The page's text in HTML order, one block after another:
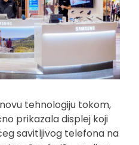
tehnologiju tokom,
prikazala displej koji
savitljivog telefona na